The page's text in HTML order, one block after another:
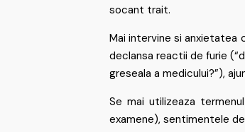
socant trait.
Mai intervine si anxietatea
declansa reactii de furie
greseala a medicului?”),
Se mai utilizeaza
examene), sentimentele